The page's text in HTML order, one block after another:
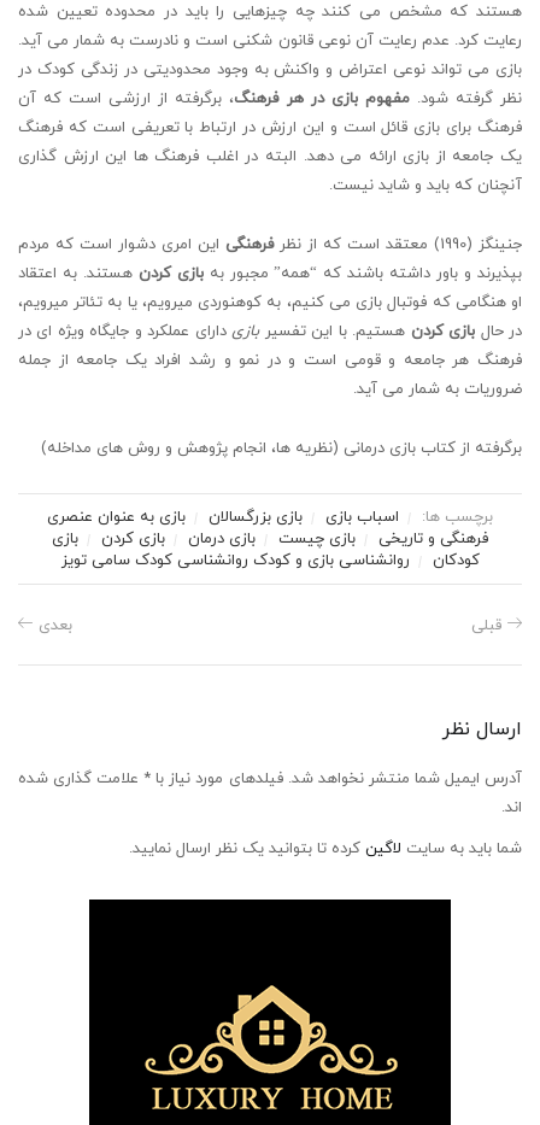
هستند که مشخص می کنند چه چیزهایی را باید در محدوده تعیین شده
رعایت کرد. عدم رعایت آن نوعی قانون شکنی است و نادرست به شمار می آید.
بازی می تواند نوعی اعتراض و واکنش به وجود محدودیتی در زندگی کودک در
نظر گرفته شود.مفهوم بازی در هر فرهنگ، برگرفته از ارزشی است که آن
فرهنگ برای بازی قائل است و این ارزش در ارتباط با تعریفی است که فرهنگ
یک جامعه از بازی ارائه می دهد. البته در اغلب فرهنگ ها این ارزش گذاری
آنچنان که باید و شاید نیست.
جنینگز (1990) معتقد است که از نظر فرهنگی این امری دشوار است که مردم
بپذیرند و باور داشته باشند که “همه” مجبور بهبازی کردن هستند. به اعتقاد
او هنگامی که فوتبال بازی می کنیم، به کوهنوردی میرویم، یا به تئاتر میرویم،
در حال بازی کردن هستیم. با این تفسیربازیدارای عملکرد و جایگاه ویژه ای در
فرهنگ هر جامعه و قومی است و در نمو و رشد افراد یک جامعه از جمله
ضروریات به شمار می آید.
برگرفته از کتاب بازی درمانی (نظریه ها، انجام پژوهش و روش های مداخله)
برچسب ها: اسباب بازی بازی بزرگسالان
بازی به عنوان عنصری
فرهنگی و تاریخی
بازی چیست بازی درمان بازی کردن
بازی
کودکان
روانشناسی بازی و کودک روانشناسی کودک سامی تویز
قبلی بعدی
ارسال نظر
آدرس ایمیل شما منتشر نخواهد شد. فیلدهای مورد نیاز با * علامت گذاری شده
اند.
شما باید به سایت لاگین کرده تا بتوانید یک نظر ارسال نمایید.